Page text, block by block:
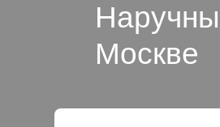
Москве